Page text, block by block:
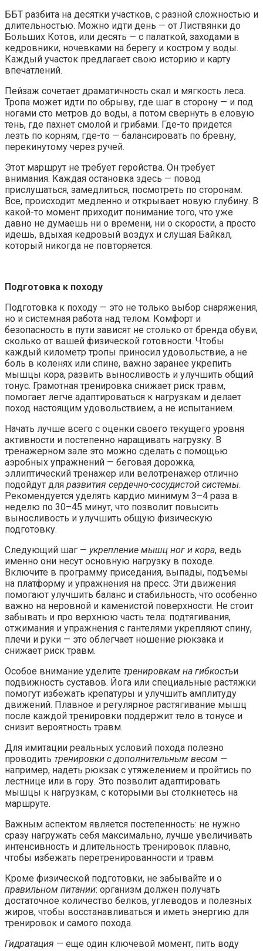
ББТ разбита на десятки участков, с разной сложностью и
длительностью. Можно идти день — от Листвянки до
Больших Котов, или десять — с палаткой, заходами в
кедровники, ночевками на берегу и костром у воды.
Каждый участок предлагает свою историю и карту
впечатлений.
Пейзаж сочетает драматичность скал и мягкость леса.
Тропа может идти по обрыву, где шаг в сторону — и под
ногами сто метров до воды, а потом свернуть в еловую
тень, где пахнет смолой и грибами. Где-то придется
лезть по корням, где-то — балансировать по бревну,
перекинутому через ручей.
Этот маршрут не требует геройства. Он требует
внимания. Каждая остановка здесь — повод
прислушаться, замедлиться, посмотреть по сторонам.
Все, происходит медленно и открывает новую глубину. В
какой-то момент приходит понимание того, что уже
давно не думаешь ни о времени, ни о скорости, а просто
идешь, вдыхая кедровый воздух и слушая Байкал,
который никогда не повторяется.
Подготовка к походу
Подготовка к походу — это не только выбор снаряжения,
но и системная работа над телом. Комфорт и
безопасность в пути зависят не столько от бренда обуви,
сколько от вашей физической готовности. Чтобы
каждый километр тропы приносил удовольствие, а не
боль в коленях или спине, важно заранее укрепить
мышцы кора, развить выносливость и улучшить общий
тонус. Грамотная тренировка снижает риск травм,
помогает легче адаптироваться к нагрузкам и делает
поход настоящим удовольствием, а не испытанием.
Начать лучше всего с оценки своего текущего уровня
активности и постепенно наращивать нагрузку. В
тренажерном зале это можно сделать с помощью
аэробных упражнений — беговая дорожка,
эллиптический тренажер или велотренажер отлично
подойдут для развития сердечно-сосудистой системы.
Рекомендуется уделять кардио минимум 3–4 раза в
неделю по 30–45 минут, что позволит повысить
выносливость и улучшить общую физическую
подготовку.
Следующий шаг — укрепление мышц ног и кора, ведь
именно они несут основную нагрузку в походе.
Включите в программу приседания, выпады, подъемы
на платформу и упражнения на пресс. Эти движения
помогают улучшить баланс и стабильность, что особенно
важно на неровной и каменистой поверхности. Не стоит
забывать и про верхнюю часть тела: подтягивания,
отжимания и упражнения с гантелями укрепляют спину,
плечи и руки — это облегчает ношение рюкзака и
снижает риск травм.
Особое внимание уделите тренировкам на гибкостьи
подвижность суставов. Йога или специальные растяжки
помогут избежать крепатуры и улучшить амплитуду
движений. Плавное и регулярное растягивание мышц
после каждой тренировки поддержит тело в тонусе и
снизит вероятность травм.
Для имитации реальных условий похода полезно
проводить тренировки с дополнительным весом —
например, надеть рюкзак с утяжелением и пройтись по
лестнице или в гору. Это позволит адаптировать
мышцы к нагрузкам, с которыми вы столкнетесь на
маршруте.
Важным аспектом является постепенность: не нужно
сразу нагружать себя максимально, лучше увеличивать
интенсивность и длительность тренировок плавно,
чтобы избежать перетренированности и травм.
Кроме физической подготовки, не забывайте и о
правильном питании: организм должен получать
достаточное количество белков, углеводов и полезных
жиров, чтобы восстанавливаться и иметь энергию для
тренировок и самого похода.
Гидратация — еще один ключевой момент, пить воду